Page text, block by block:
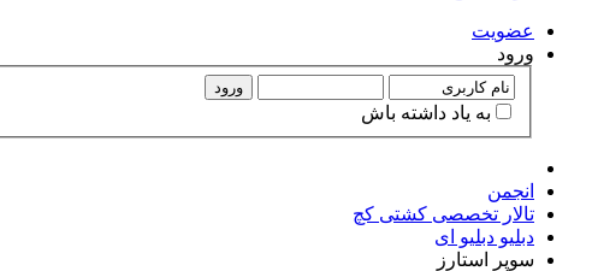
عضويت
ورود
ورود
به ياد داشته باش
انجمن
تالار تخصصی کشتی کچ
دبلیو دبلیو ای
سوپر استارز